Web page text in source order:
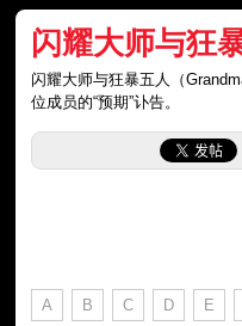
闪耀大师与狂
闪耀大师与狂暴五人（
位成员的“预期”讣告。
A B C D E